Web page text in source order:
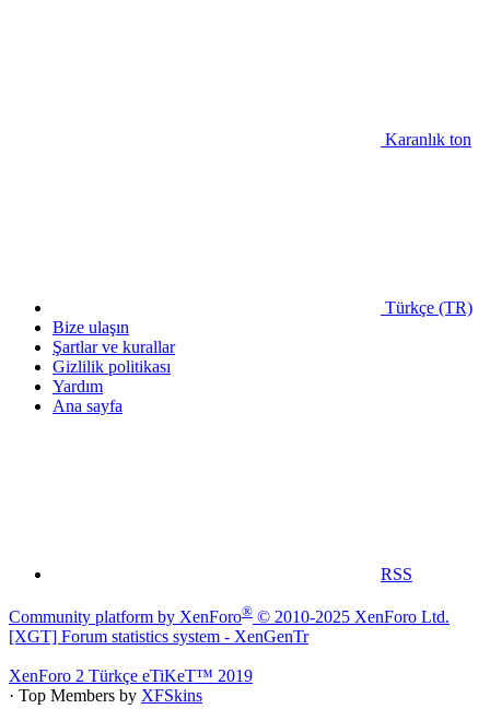
Karanlık ton
Türkçe (TR)
Bize ulaşın
Şartlar ve kurallar
Gizlilik politikası
Yardım
Ana sayfa
RSS
Community platform by XenForo® © 2010-2025 XenForo Ltd.
[XGT] Forum statistics system - XenGenTr
XenForo 2 Türkçe eTiKeT™ 2019
· Top Members by XFSkins